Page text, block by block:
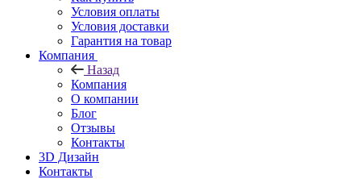
Условия оплаты
Условия доставки
Гарантия на товар
Компания
Назад
Компания
О компании
Блог
Отзывы
Контакты
3D Дизайн
Контакты